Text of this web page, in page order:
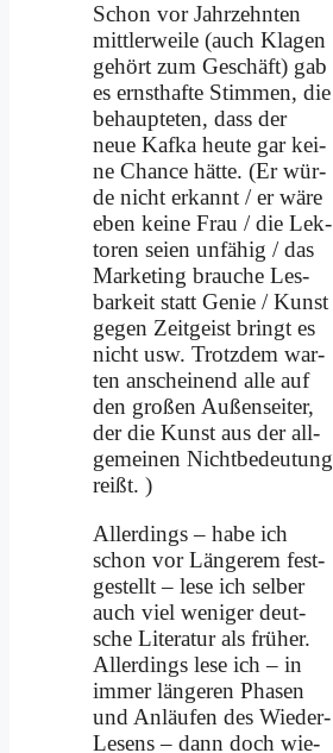
Schon vor Jahr­zehn­ten
mitt­ler­wei­le (auch Kla­gen
ge­hört zum Ge­schäft) gab
es ernst­haf­te Stim­men, die
be­haup­te­ten, dass der
neue Kaf­ka heu­te gar kei­
ne Chan­ce hät­te. (Er wür­
de nicht er­kannt / er wä­re
eben kei­ne Frau / die Lek­
to­ren sei­en un­fä­hig / das
Mar­ke­ting brau­che Les­
bar­keit statt Ge­nie / Kunst
ge­gen Zeit­geist bringt es
nicht usw. Trotz­dem war­
ten an­schei­nend al­le auf
den gro­ßen Au­ßen­sei­ter,
der die Kunst aus der all­
ge­mei­nen Nicht­be­deu­tung
reißt. )
Al­ler­dings – ha­be ich
schon vor Län­ge­rem fest­
ge­stellt – le­se ich sel­ber
auch viel we­ni­ger deut­
sche Li­te­ra­tur als frü­her.
Al­ler­dings le­se ich – in
im­mer län­ge­ren Pha­sen
und An­läu­fen des Wie­der-
Le­sens – dann doch wie­